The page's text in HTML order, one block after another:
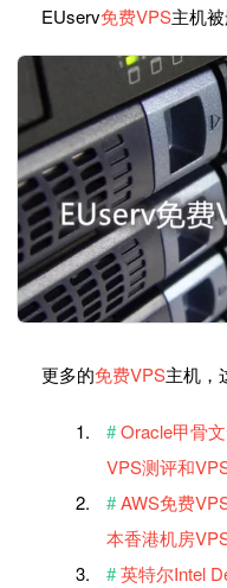
EUserv免费VPS主机被
更多的免费VPS主机，
Oracle甲骨
VPS测评和
AWS免费
本香港机房
英特尔Intel